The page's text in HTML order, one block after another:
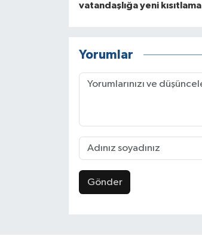
vatandaşlığa yeni kısıtlama
Yorumlar
Gönder